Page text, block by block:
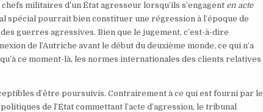
militaires d’un État agresseur lorsqu’ils s’engagent en acte
spécial pourrait bien constituer une régression à l’époque de
guerres agressives. Bien que le jugement, c’est-à-dire
de l’Autriche avant le début du deuxième monde, ce qui n’a
ce moment-là, les normes internationales des clients relatives
d’être poursuivis. Contrairement à ce qui est fourni par le
de l’État commettant l’acte d’agression, le tribunal